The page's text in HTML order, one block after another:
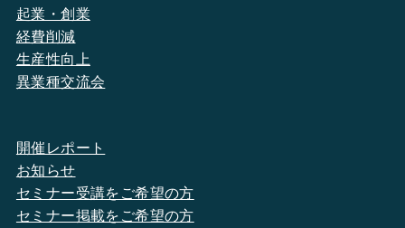
起業・創業
経費削減
生産性向上
異業種交流会
開催レポート
お知らせ
セミナー受講をご希望の方
セミナー掲載をご希望の方